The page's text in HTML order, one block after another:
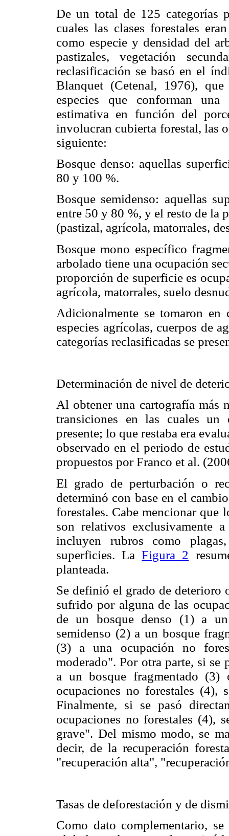
De un total de 125 categorías
cuales las clases forestales
como especie y densidad del
pastizales, vegetación
reclasificación se basó en el
Blanquet (Cetenal, 1976),
especies que conforman
estimativa en función del
involucran cubierta forestal, las
siguiente:
Bosque denso: aquellas
80 y 100 %.
Bosque semidenso: aquellas
entre 50 y 80 %, y el resto de la
(pastizal, agrícola, matorrales,
Bosque mono específico
arbolado tiene una ocupación
proporción de superficie es
agrícola, matorrales, suelo
Adicionalmente se tomaron en
especies agrícolas, cuerpos de
categorías reclasificadas se
Determinación de nivel de
Al obtener una cartografía más
transiciones en las cuales un
presente; lo que restaba era
observado en el periodo de
propuestos por Franco et al.
El grado de perturbación o
determinó con base en el
forestales. Cabe mencionar
son relativos exclusivamente
incluyen rubros como
superficies. LaFigura 2
planteada.
Se definió el grado de deterioro
sufrido por alguna de las
de un bosque denso (1) a
semidenso (2) a un bosque
(3) a una ocupación no
moderado". Por otra parte, si se
a un bosque fragmentado
ocupaciones no forestales (4),
Finalmente, si se pasó
ocupaciones no forestales (4),
grave". Del mismo modo, se
decir, de la recuperación
"recuperación alta",
Tasas de deforestación y de
Como dato complementario,